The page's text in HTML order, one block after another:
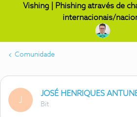
Vishing | Phishing através de
internacionais/
Comunidade
J
JOSÉ HENRIQUES
Bit